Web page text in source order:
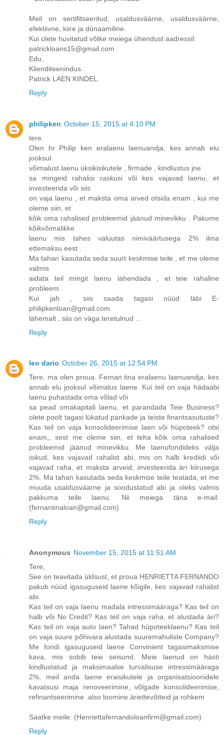
Meil on sertifitseeritud, usaldusväärne, usaldusväärne,
efektiivne, kiire ja dünaamiline.
Kui olete huvitatud võtke meiega ühendust aadressil:
patrickloans15@gmail.com
Edu,
Klienditeenindus.
Patrick LAEN KINDEL.
Reply
philipken October 15, 2015 at 4:10 PM
tere.
Olen hr Philip ken eralaenu laenuandja, kes annab elu
jooksul
võimalust laenu üksikisikutele , firmade , kindlustus jne
sa mingeid rahalisi raskusi või kes vajavad laenu, et
investeerida või siis
on vaja laenu , et maksta oma arved otsida enam , kui me
oleme siin, et
kõik oma rahalised probleemid jäänud minevikku . Pakume
kõikvõimalikke
laenu mis tahes valuutas nimiväärtusega 2% ilma
ettemaksu eest .
Ma tahan kasutada seda suurt keskmise teile , et me oleme
valmis
aidata teil mingit laenu lahendada , et teie rahaline
probleem .
Kui jah , siis saada tagasi nüüd läbi E-
philipkenloan@gmail.com
lähemalt , siis on väga teretulnud ...
Reply
leo dario October 26, 2015 at 12:54 PM
Tere, ma olen proua. Fernan tina eralaenu laenuandja, kes
annab elu jooksul võimalus laene. Kui teil on vaja hädaabi
laenu puhastada oma võlad või
sa pead omakapitali laenu, et parandada Teie Business?
olete poolt tagasi lükatud pankade ja teiste finantsasutuste?
Kas teil on vaja konsolideerimise laen või hüpoteek? otsi
enam,, sest me oleme siin, et teha kõik oma rahalised
probleemid jäänud minevikku. Me laenufondideks välja
isikud, kes vajavad rahalist abi, mis on halb krediidi või
vajavad raha, et maksta arveid, investeerida äri kiirusega
2%. Ma tahan kasutada seda keskmise teile teatada, et me
muuda usaldusväärne ja soodustatud abi ja oleks valmis
pakkuma teile laenu. Nii meiega täna e-mail:
(fernantinaloan@gmail.com)
Reply
Anonymous November 15, 2015 at 11:51 AM
Tere,
See on teavitada üldsust, et proua HENRIETTA FERNANDO
pakub nüüd igasuguseid laene kõigile, kes vajavad rahalist
abi.
Kas teil on vaja laenu madala intressimääraga? Kas teil on
halb või No Credit? Kas teil on vaja raha, et alustada äri?
Kas teil on vaja auto laen? Tahad hüpoteeklaenu? Kas teil
on vaja suure põhivara alustada suuremahuliste Company?
Me fondi igasuguseid laene Convinient tagasimaksmise
kava, mis sobib teie seisund. Meie laenud on hästi
kindlustatud ja maksimaalse turvalisuse intressimääraga
2%, meil anda laene eraisikutele ja organisatsioonidele
kavatsusi maja renoveerimine, võlgade konsolideerimise,
refinantseerimine .also loomine äriettevõtteid ja rohkem
Saatke meile: (Henriettafernandoloanfirm@gmail.com)
Reply